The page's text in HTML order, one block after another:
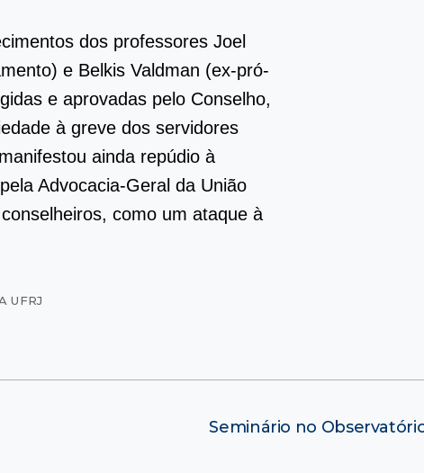
dos professores Joel
e Belkis Valdman (ex-pró-
e aprovadas pelo Conselho,
à greve dos servidores
ainda repúdio à
Advocacia-Geral da União
como um ataque à
UFRJ
Seminário no